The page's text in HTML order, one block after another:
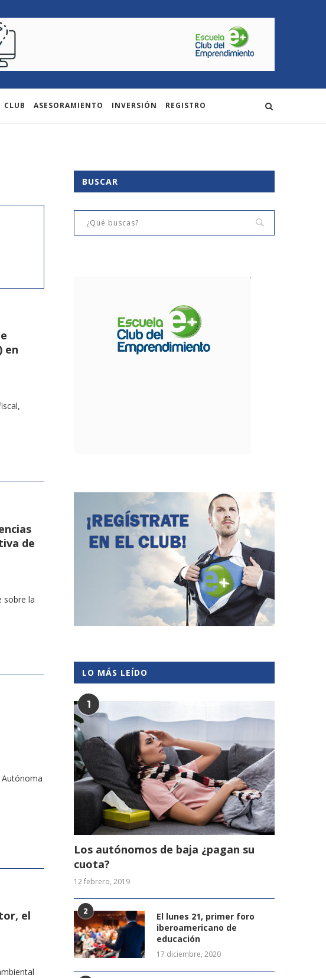
CLUB ASESORAMIENTO INVERSIÓN REGISTRO
en
de
sobre la
el
BUSCAR
LO MÁS LEÍDO
1
Los autónomos de baja ¿pagan su
cuota?
12 febrero, 2019
2
El lunes 21, primer foro
iberoamericano de
educación
17 diciembre, 2020